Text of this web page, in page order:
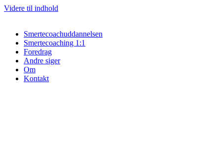
Videre til indhold
Smertecoachuddannelsen
Smertecoaching 1:1
Foredrag
Andre siger
Om
Kontakt